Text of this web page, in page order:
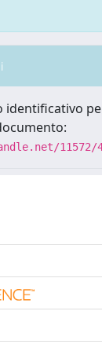
identificativo
11572/